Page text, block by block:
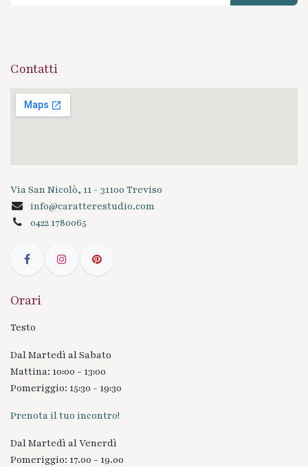
Contatti
Via San Nicolò, 11 - 31100 Treviso
info@caratterestudio.com
0422 1780065
Orari
Testo
Dal Martedì al Sabato
Mattina: 10:00 - 13:00
Pomeriggio: 15:30 - 19:30
Prenota il tuo incontro!
Dal Martedì al Venerdì
Pomeriggio: 17.00 - 19.00